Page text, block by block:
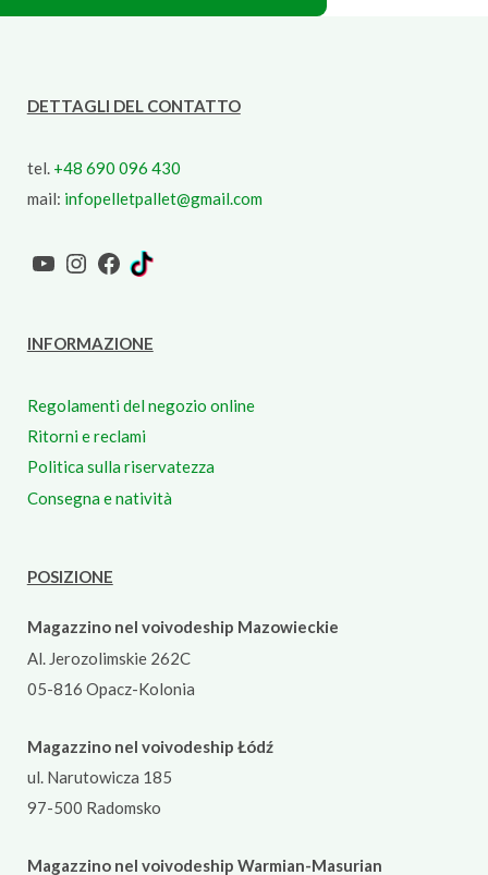
DETTAGLI DEL CONTATTO
tel. +48 690 096 430
mail: infopelletpallet@gmail.com
YouTube
Instagram
Facebook
TikTok
INFORMAZIONE
Regolamenti del negozio online
Ritorni e reclami
Politica sulla riservatezza
Consegna e natività
POSIZIONE
Magazzino nel voivodeship Mazowieckie
Al. Jerozolimskie 262C
05-816 Opacz-Kolonia
Magazzino nel voivodeship Łódź
ul. Narutowicza 185
97-500 Radomsko
Magazzino nel voivodeship Warmian-Masurian